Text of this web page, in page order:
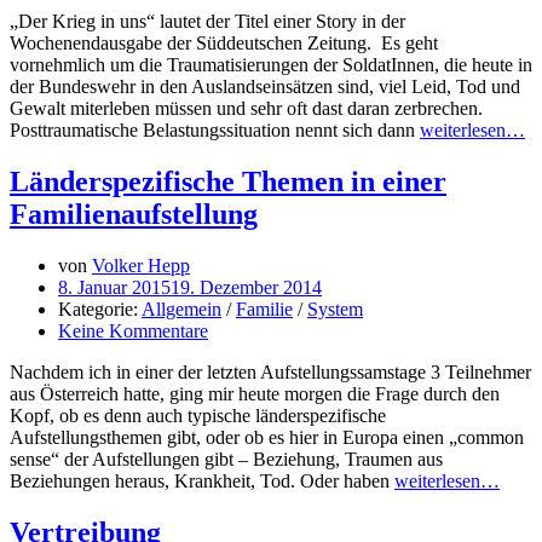
„Der Krieg in uns“ lautet der Titel einer Story in der
Wochenendausgabe der Süddeutschen Zeitung. Es geht
vornehmlich um die Traumatisierungen der SoldatInnen, die heute in
der Bundeswehr in den Auslandseinsätzen sind, viel Leid, Tod und
Gewalt miterleben müssen und sehr oft dast daran zerbrechen.
Posttraumatische Belastungssituation nennt sich dann weiterlesen…
Länderspezifische Themen in einer
Familienaufstellung
von Volker Hepp
8. Januar 201519. Dezember 2014
Kategorie: Allgemein /Familie / System
Keine Kommentare
Nachdem ich in einer der letzten Aufstellungssamstage 3 Teilnehmer
aus Österreich hatte, ging mir heute morgen die Frage durch den
Kopf, ob es denn auch typische länderspezifische
Aufstellungsthemen gibt, oder ob es hier in Europa einen „common
sense“ der Aufstellungen gibt – Beziehung, Traumen aus
Beziehungen heraus, Krankheit, Tod. Oder haben weiterlesen…
Vertreibung